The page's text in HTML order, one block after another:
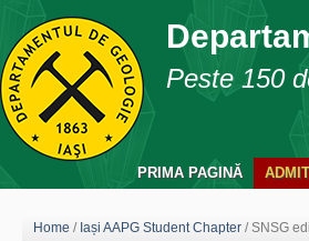
Peste 150
PRIMA PAGINĂ
Home / Iași AAPG Student Chapter /SNSG